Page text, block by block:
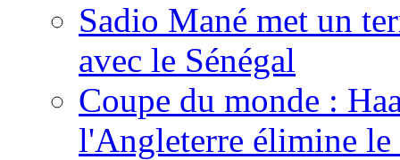
Sadio Mané met un
avec le Sénégal
Coupe du monde :
l'Angleterre élimine